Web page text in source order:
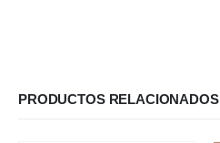
PRODUCTOS RELACIONADOS